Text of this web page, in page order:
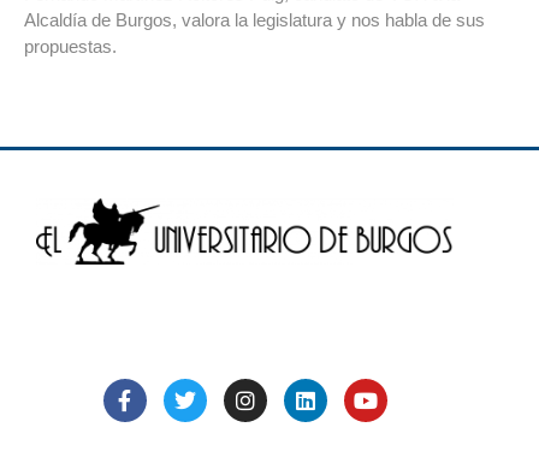
Alcaldía de Burgos, valora la legislatura y nos habla de sus
propuestas.